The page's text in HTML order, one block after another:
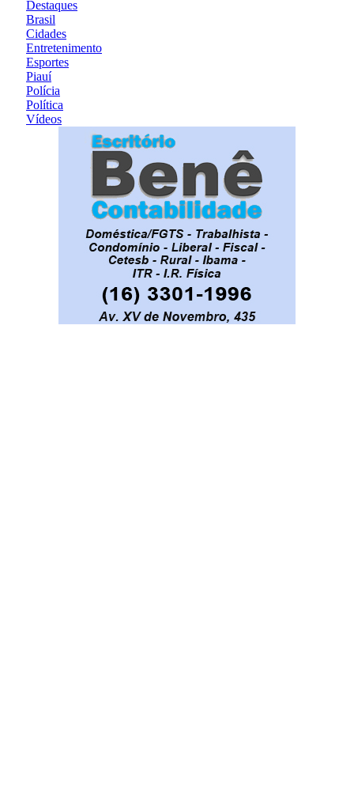
Destaques
Brasil
Cidades
Entretenimento
Esportes
Piauí
Polícia
Política
Vídeos